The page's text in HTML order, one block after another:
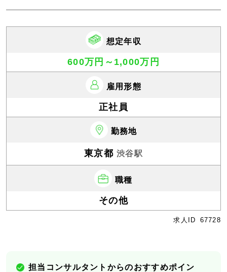
想定年収
600万円～1,000万円
雇用形態
正社員
勤務地
東京都渋谷駅
職種
その他
求人ID 67728
担当コンサルタントからのおすすめポイン